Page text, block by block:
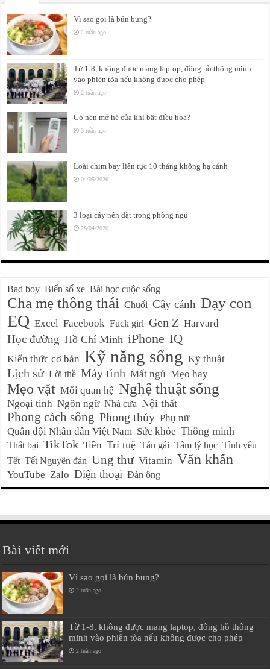
Vì sao gọi là bún bung?
2 tuần ago
Từ 1-8, không được mang laptop, đồng hồ thông minh
vào phiên tòa nếu không được cho phép
2 tuần ago
Có nên mở hé cửa khi bật điều hòa?
3 tuần ago
Loài chim bay liên tục 10 tháng không hạ cánh
04/05/2026
3 loại cây nên đặt trong phòng ngủ
28/04/2026
Bad boy Biển số xe Bài học cuộc sống
Cha mẹ thông thái Chuối Cây cảnh Dạy con
EQ Excel Facebook Fuck girl Gen Z Harvard
Học đường Hồ Chí Minh iPhone IQ
Kiến thức cơ bản Kỹ năng sống Kỹ thuật
Lịch sử Lời thề Máy tính Mất ngủ Mẹo hay
Mẹo vặt Mối quan hệ Nghệ thuật sống
Ngoại tình Ngôn ngữ Nhà cửa Nội thất
Phong cách sống Phong thủy Phụ nữ
Quân đội Nhân dân Việt Nam Sức khỏe Thông minh
Thất bại TikTok Tiền Trí tuệ Tán gái Tâm lý học Tình yêu
Tết Tết Nguyên đán Ung thư Vitamin Văn khấn
YouTube Zalo Điện thoại Đàn ông
Bài viết mới
Vì sao gọi là bún bung?
2 tuần ago
Từ 1-8, không được mang laptop, đồng hồ thông
minh vào phiên tòa nếu không được cho phép
2 tuần ago